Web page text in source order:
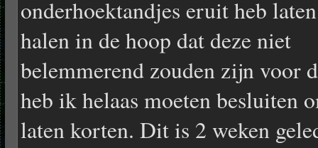
onderhoektandjes eruit heb laten
halen in de hoop dat deze niet
belemmerend zouden zijn voor
heb ik helaas moeten besluiten
laten korten. Dit is 2 weken